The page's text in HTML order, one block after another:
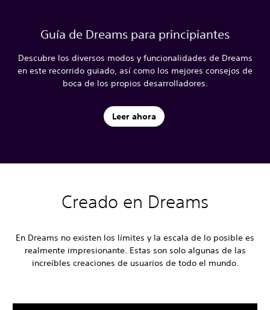
Guía de Dreams para principiantes
Descubre los diversos modos y funcionalidades de Dreams
en este recorrido guiado, así como los mejores consejos de
boca de los propios desarrolladores.
Leer ahora
Creado en Dreams
En Dreams no existen los límites y la escala de lo posible es
realmente impresionante. Estas son solo algunas de las
increíbles creaciones de usuarios de todo el mundo.